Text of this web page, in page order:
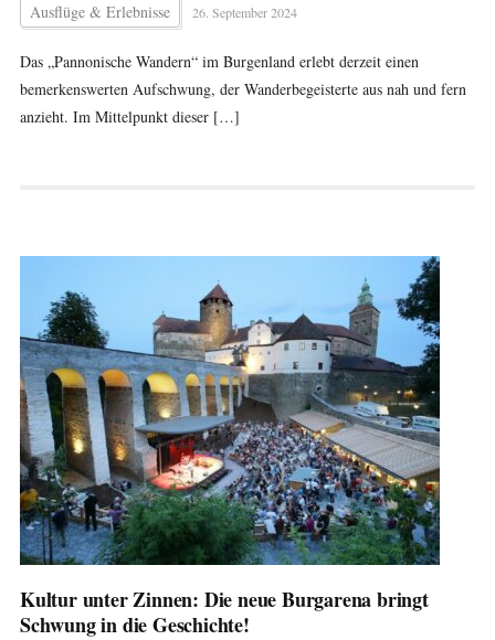
Ausflüge & Erlebnisse 26. September 2024
Das „Pannonische Wandern“ im Burgenland erlebt derzeit einen
bemerkenswerten Aufschwung, der Wanderbegeisterte aus nah und fern
anzieht. Im Mittelpunkt dieser […]
Kultur unter Zinnen: Die neue Burgarena bringt
Schwung in die Geschichte!